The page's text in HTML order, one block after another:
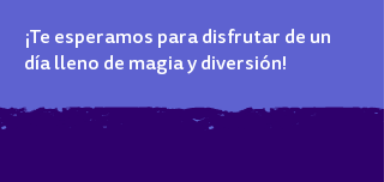
¡Te esperamos para disfrutar de un
día lleno de magia y diversión!